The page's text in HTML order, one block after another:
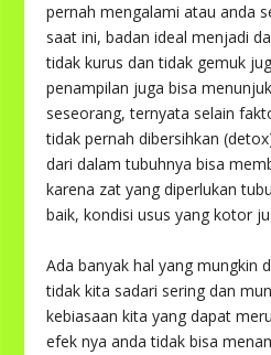
pernah mengalami atau anda
saat ini, badan ideal menjadi
tidak kurus dan tidak gemuk
penampilan juga bisa
seseorang, ternyata selain
tidak pernah dibersihkan
dari dalam tubuhnya bisa
karena zat yang diperlukan
baik, kondisi usus yang kotor
Ada banyak hal yang mungkin
tidak kita sadari sering dan
kebiasaan kita yang dapat
efek nya anda tidak bisa